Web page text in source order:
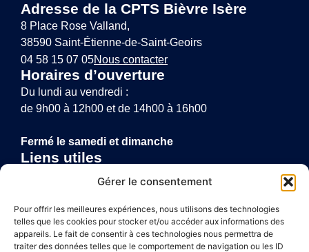
Gérer le consentement
Pour offrir les meilleures expériences, nous utilisons des technologies
telles que les cookies pour stocker et/ou accéder aux informations des
appareils. Le fait de consentir à ces technologies nous permettra de
traiter des données telles que le comportement de navigation ou les ID
Adresse de la CPTS Bièvre Isère
8 Place Rose Valland,
38590 Saint-Étienne-de-Saint-Geoirs
04 58 15 07 05Nous contacter
Horaires d’ouverture
Du lundi au vendredi :
de 9h00 à 12h00 et de 14h00 à 16h00
Fermé le samedi et dimanche
Liens utiles
Annuaire de santé
Politique de confidentialité
Plan du site